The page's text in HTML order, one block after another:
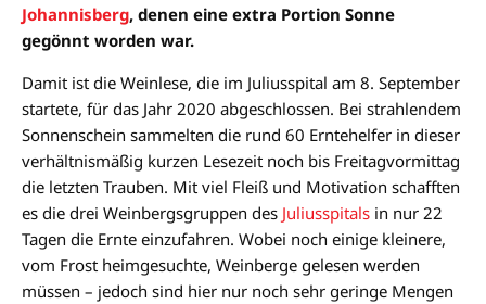
Johannisberg, denen eine extra Portion Sonne
gegönnt worden war.
Damit ist die Weinlese, die im Juliusspital am 8. September
startete, für das Jahr 2020 abgeschlossen. Bei strahlendem
Sonnenschein sammelten die rund 60 Erntehelfer in dieser
verhältnismäßig kurzen Lesezeit noch bis Freitagvormittag
die letzten Trauben. Mit viel Fleiß und Motivation schafften
es die drei Weinbergsgruppen des Juliusspitals in nur 22
Tagen die Ernte einzufahren. Wobei noch einige kleinere,
vom Frost heimgesuchte, Weinberge gelesen werden
müssen – jedoch sind hier nur noch sehr geringe Mengen